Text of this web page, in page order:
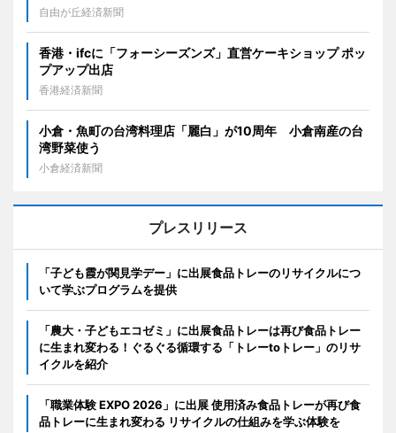
自由が丘経済新聞
香港・ifcに「フォーシーズンズ」直営ケーキショップ ポッ
プアップ出店
香港経済新聞
小倉・魚町の台湾料理店「麗白」が10周年 小倉南産の台
湾野菜使う
小倉経済新聞
プレスリリース
「子ども霞が関見学デー」に出展食品トレーのリサイクルにつ
いて学ぶプログラムを提供
「農大・子どもエコゼミ」に出展食品トレーは再び食品トレー
に生まれ変わる！ぐるぐる循環する「トレーtoトレー」のリサ
イクルを紹介
「職業体験 EXPO 2026」に出展 使用済み食品トレーが再び食
品トレーに生まれ変わる リサイクルの仕組みを学ぶ体験を